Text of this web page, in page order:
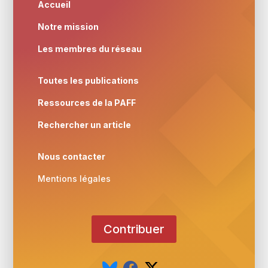
Accueil
Notre mission
Les membres du réseau
Toutes les publications
Ressources de la PAFF
Rechercher un article
Nous contacter
Mentions légales
Contribuer